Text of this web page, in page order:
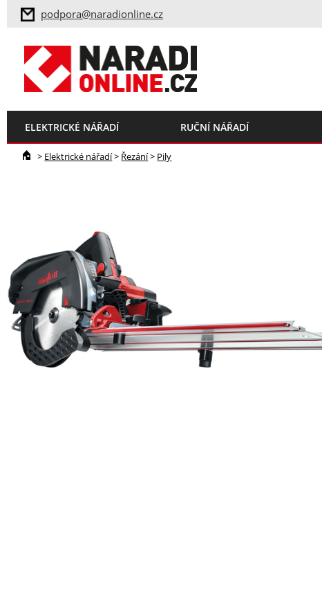
podpora@naradionline.cz
ELEKTRICKÉ NÁŘADÍ RUČNÍ NÁŘADÍ
> Elektrické nářadí> Řezání> Pily